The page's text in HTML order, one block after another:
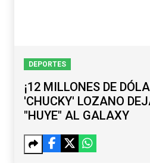
DEPORTES
¡12 MILLONES DE
'CHUCKY' LOZANO
"HUYE" AL GALAXY